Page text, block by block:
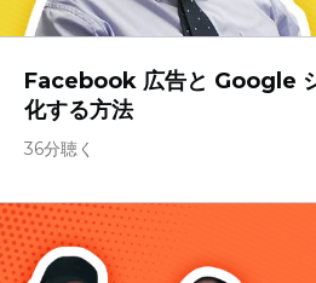
Facebook 広告と Google
化する方法
36分聴く